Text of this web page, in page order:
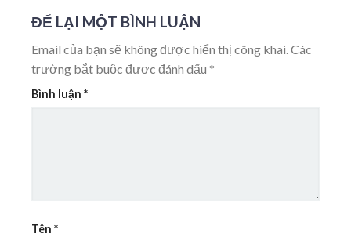
ĐỂ LẠI MỘT BÌNH LUẬN
Email của bạn sẽ không được hiển thị công khai. Các
trường bắt buộc được đánh dấu *
Bình luận *
Tên *